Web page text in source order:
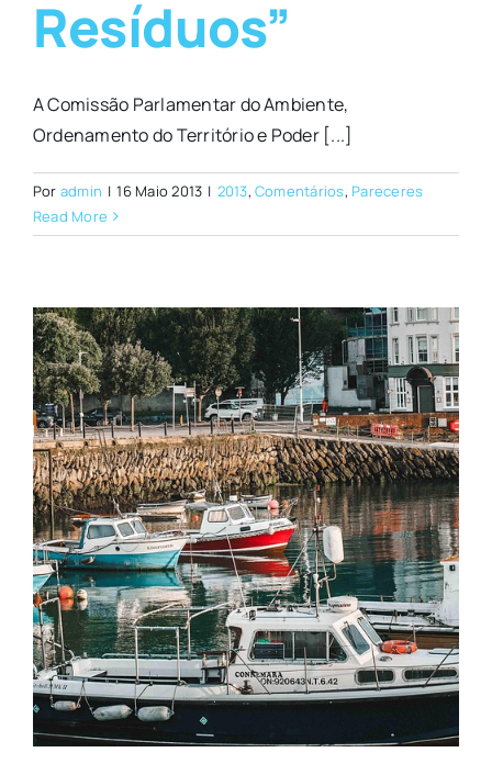
Resíduos”
A Comissão Parlamentar do Ambiente,
Ordenamento do Território e Poder [...]
Por admin | 16 Maio 2013 | 2013,Comentários, Pareceres
Read More